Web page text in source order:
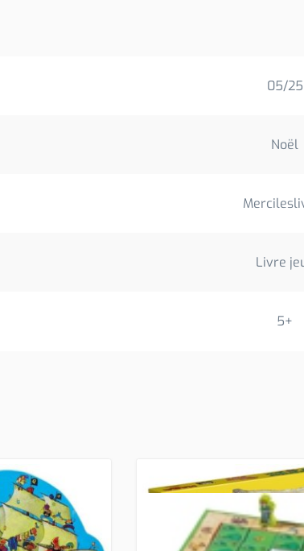
05/25
Noël
Livre
5+